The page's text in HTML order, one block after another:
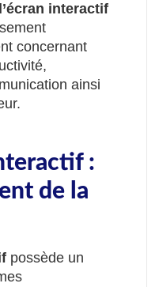
l’écran interactif
concernant
ainsi
:
de la
possède un